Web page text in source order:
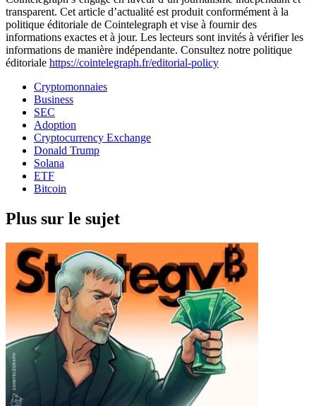
transparent. Cet article d’actualité est produit conformément à la
politique éditoriale de Cointelegraph et vise à fournir des
informations exactes et à jour. Les lecteurs sont invités à vérifier les
informations de manière indépendante. Consultez notre politique
éditoriale https://cointelegraph.fr/editorial-policy
Cryptomonnaies
Business
SEC
Adoption
Cryptocurrency Exchange
Donald Trump
Solana
ETF
Bitcoin
Plus sur le sujet